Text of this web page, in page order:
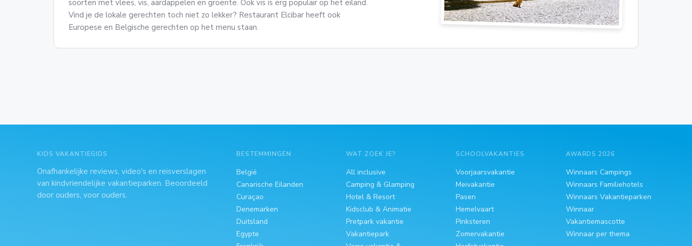
soorten met vlees, vis, aardappelen en groente. Ook vis is erg populair op het eiland.
Vind je de lokale gerechten toch niet zo lekker? Restaurant Elcibar heeft ook
Europese en Belgische gerechten op het menu staan.
KIDS VAKANTIEGIDS
Onafhankelijke reviews, video's en reisverslagen
van kindvriendelijke vakantieparken. Beoordeeld
door ouders, voor ouders.
BESTEMMINGEN
België
Canarische Eilanden
Curaçao
Denemarken
Duitsland
Egypte
WAT ZOEK JE?
All inclusive
Camping & Glamping
Hotel & Resort
Kidsclub & Animatie
Pretpark vakantie
Vakantiepark
SCHOOLVAKANTIES
Voorjaarsvakantie
Meivakantie
Pasen
Hemelvaart
Pinksteren
Zomervakantie
AWARDS 2026
Winnaars Campings
Winnaars Familiehotels
Winnaars Vakantieparken
Winnaar
Vakantiemascotte
Winnaar per thema